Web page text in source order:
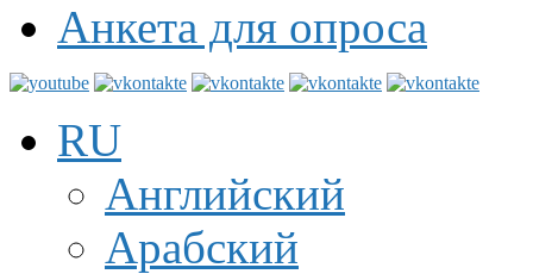
Анкета для опроса
RU
Английский
Арабский